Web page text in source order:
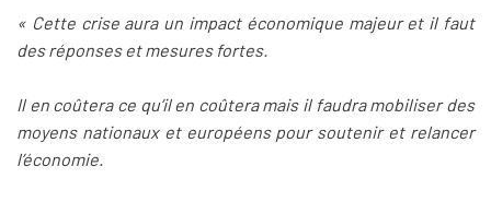
« Cette crise aura un impact économique majeur et il faut
des réponses et mesures fortes.
Il en coûtera ce qu’il en coûtera mais il faudra mobiliser des
moyens nationaux et européens pour soutenir et relancer
l’économie.